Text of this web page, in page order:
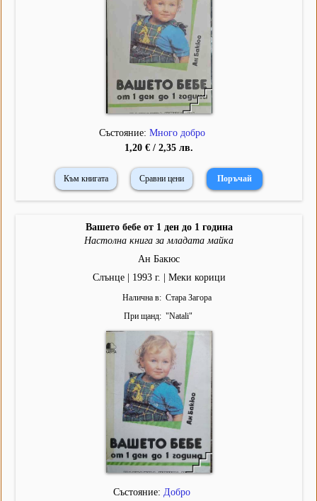
Състояние: Много добро
1,20 € / 2,35 лв.
Към книгата Сравни цени
Вашето бебе от 1 ден до 1 година
Настолна книга за младата майка
Ан Бакюс
Слънце | 1993 г. | Меки корици
Налична в
Стара Загора
При щанд
"Natali"
Състояние: Добро